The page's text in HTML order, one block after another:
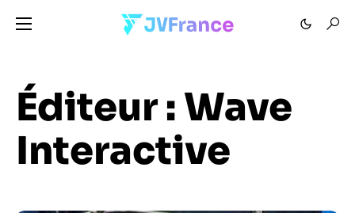
Éditeur :Wave
Interactive